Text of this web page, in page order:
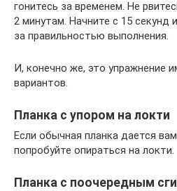
гонитесь за временем. Не
2 минутам. Начните с 15 секунд
за правильностью выполнения.
И, конечно же, это упражнение
вариантов.
Планка с упором на локти
Если обычная планка дается
попробуйте опираться на локти.
Планка с поочередным